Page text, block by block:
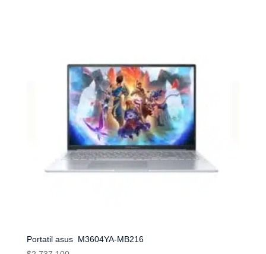
Portatil asus M3604YA-MB216